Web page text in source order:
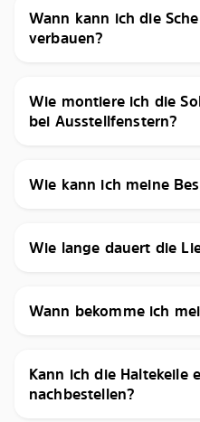
Wann kann ich die
verbauen?
Wie montiere ich die
bei Ausstellfenstern?
Wie kann ich meine
Wie lange dauert die
Wann bekomme ich
Kann ich die Haltekeile
nachbestellen?